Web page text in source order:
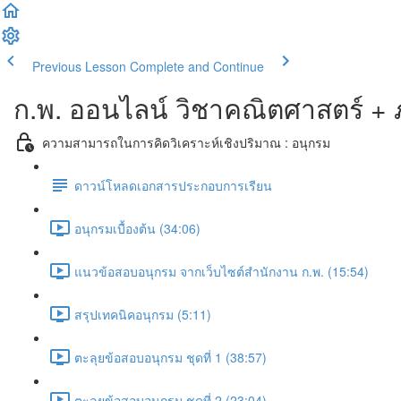
Previous Lesson Complete and Continue
ก.พ. ออนไลน์ วิชาคณิตศาสตร์ +
ความสามารถในการคิดวิเคราะห์เชิงปริมาณ : อนุกรม
ดาวน์โหลดเอกสารประกอบการเรียน
อนุกรมเบื้องต้น (34:06)
แนวข้อสอบอนุกรม จากเว็บไซต์สำนักงาน ก.พ. (15:54)
สรุปเทคนิคอนุกรม (5:11)
ตะลุยข้อสอบอนุกรม ชุดที่ 1 (38:57)